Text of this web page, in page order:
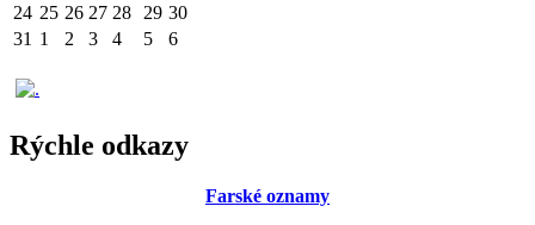
24 25 26 27 28 29 30
31 1 2 3 4 5 6
Rýchle odkazy
Farské oznamy